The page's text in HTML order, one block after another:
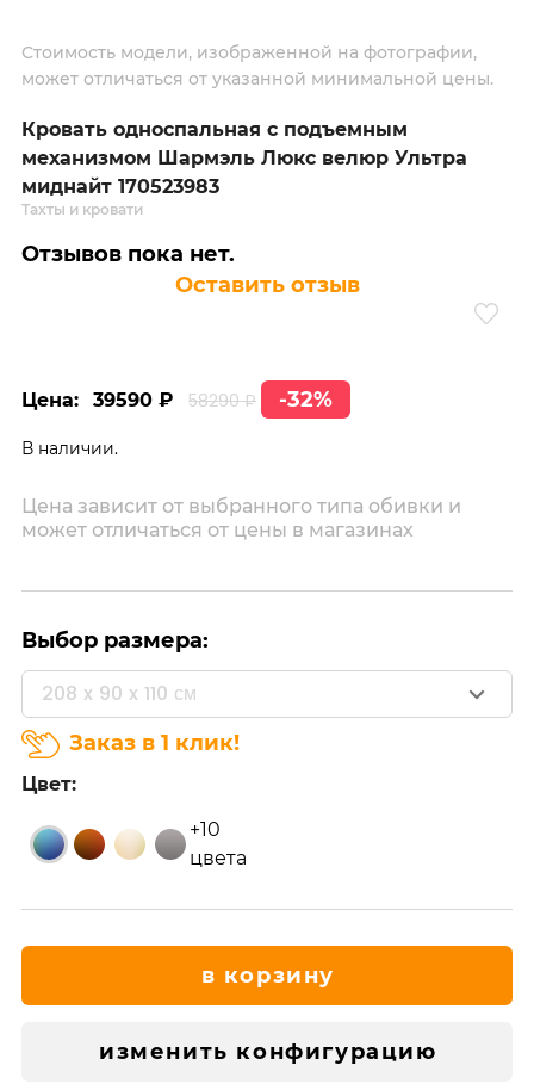
Стоимость модели, изображенной на фотографии,
может отличаться от указанной минимальной цены.
Кровать односпальная с подъемным
механизмом Шармэль Люкс велюр Ультра
миднайт 170523983
Тахты и кровати
Отзывов пока нет.
Оставить отзыв
Цена: 39590 ₽ 58290 ₽ -32%
В наличии.
Цена зависит от выбранного типа обивки и
может отличаться от цены в магазинах
Выбор размера:
208 x 90 x 110 см
Заказ в 1 клик!
Цвет:
+10
цвета
в корзину
изменить конфигурацию